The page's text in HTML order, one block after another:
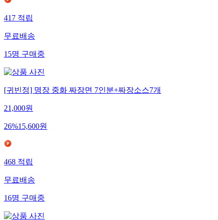
417적립
무료배송
15명구매중
[귀빈정] 명장 중화 짜장면 7인분+짜장소스7개
21,000원
26%15,600원
468적립
무료배송
16명구매중